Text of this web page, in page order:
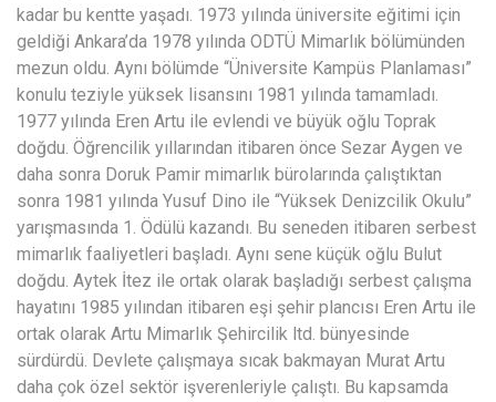
kadar bu kentte yaşadı. 1973 yılında üniversite eğitimi için
geldiği Ankara’da 1978 yılında ODTÜ Mimarlık bölümünden
mezun oldu. Aynı bölümde “Üniversite Kampüs Planlaması”
konulu teziyle yüksek lisansını 1981 yılında tamamladı.
1977 yılında Eren Artu ile evlendi ve büyük oğlu Toprak
doğdu. Öğrencilik yıllarından itibaren önce Sezar Aygen ve
daha sonra Doruk Pamir mimarlık bürolarında çalıştıktan
sonra 1981 yılında Yusuf Dino ile “Yüksek Denizcilik Okulu”
yarışmasında 1. Ödülü kazandı. Bu seneden itibaren serbest
mimarlık faaliyetleri başladı. Aynı sene küçük oğlu Bulut
doğdu. Aytek İtez ile ortak olarak başladığı serbest çalışma
hayatını 1985 yılından itibaren eşi şehir plancısı Eren Artu ile
ortak olarak Artu Mimarlık Şehircilik ltd. bünyesinde
sürdürdü. Devlete çalışmaya sıcak bakmayan Murat Artu
daha çok özel sektör işverenleriyle çalıştı. Bu kapsamda